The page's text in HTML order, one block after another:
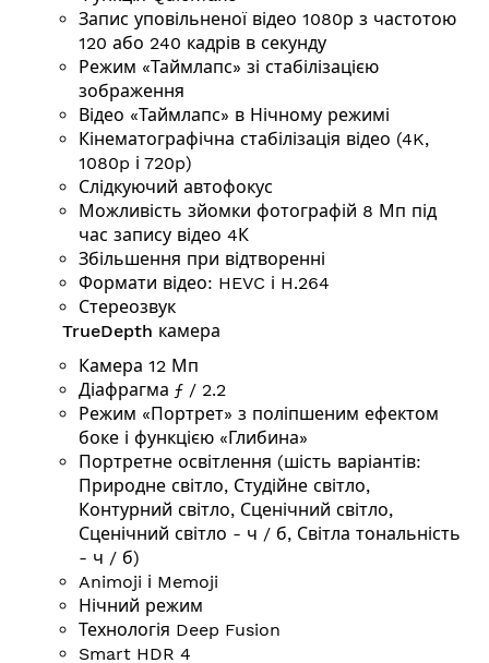
Запис уповільненої відео 1080р з частотою
120 або 240 кадрів в секунду
Режим «Таймлапс» зі стабілізацією
зображення
Відео «Таймлапс» в Нічному режимі
Кінематографічна стабілізація відео (4K,
1080p і 720p)
Слідкуючий автофокус
Можливість зйомки фотографій 8 Мп під
час запису відео 4К
Збільшення при відтворенні
Формати відео: HEVC і H.264
Стереозвук
TrueDepth камера
Камера 12 Мп
Діафрагма ƒ / 2.2
Режим «Портрет» з поліпшеним ефектом
боке і функцією «Глибина»
Портретне освітлення (шість варіантів:
Природне світло, Студійне світло,
Контурний світло, Сценічний світло,
Сценічний світло - ч / б, Світла тональність
- ч / б)
Animoji і Memoji
Нічний режим
Технологія Deep Fusion
Smart HDR 4